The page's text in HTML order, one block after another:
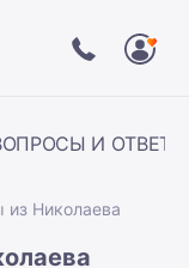
И ОТВЕТЫ
из Николаева